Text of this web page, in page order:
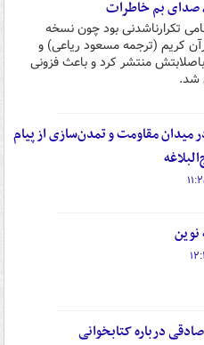
صدای بم خاطرات
تکرارناشدنی بود چون نسخه
کریم (ترجمه مسعود ریاعی) و
منتشر کرد و باعث فزونی
شد.
مقاومت و تمدن‌سازی از پیام
درباره کتابخوانی